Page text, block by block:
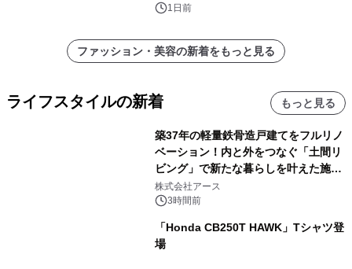
く活用可能
1日前
ファッション・美容の新着をもっと見る
ライフスタイルの新着 もっと見る
築37年の軽量鉄骨造戸建てをフルリノ
ベーション！内と外をつなぐ「土間リ
ビング」で新たな暮らしを叶えた施工
事例を株式会社アースが公開
株式会社アース
3時間前
「Honda CB250T HAWK」Tシャツ登
場